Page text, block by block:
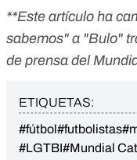
**Este artículo ha
sabemos" a "Bulo"
de prensa del
ETIQUETAS:
#fútbol#futbolistas
#LGTBI#Mundial